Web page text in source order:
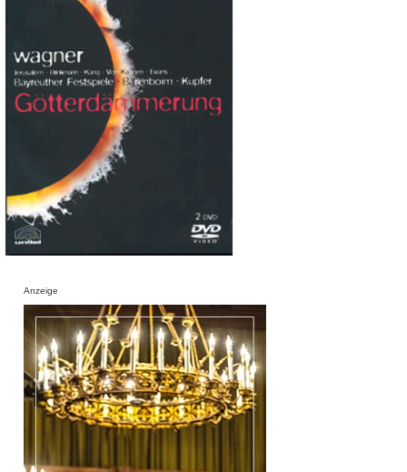
Anzeige